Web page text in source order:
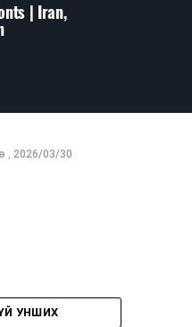
| Iran,
, 2026/03/30
өрнөв
УНШИХ